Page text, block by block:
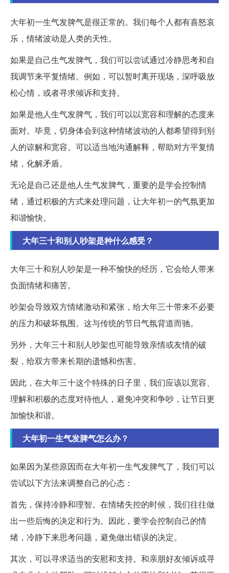
大年初一生气发脾气是很正常的。我们每个人都有喜怒哀
乐，情绪波动是人类的天性。
如果是自己生气发脾气，我们可以尝试通过冷静思考和自
我调节来平复情绪。例如，可以暂时离开现场，深呼吸放
松心情，或者寻求倾诉和支持。
如果是他人生气发脾气，我们可以以宽容和理解的态度来
面对。毕竟，切身体会到这种情绪波动的人都希望得到别
人的谅解和宽容。可以适当地沟通解释，帮助对方平复情
绪，化解矛盾。
无论是自己还是他人生气发脾气，重要的是学会控制情
绪，通过积极的方式来处理问题，让大年初一的气氛更加
和谐愉快。
大年三十和别人吵架是种什么感受？
大年三十和别人吵架是一种不愉快的经历，它会给人带来
负面情绪和痛苦。
吵架会导致双方情绪激动和紧张，给大年三十带来不必要
的压力和破坏氛围。这与传统的节日气氛背道而驰。
另外，大年三十和别人吵架也可能导致亲情或友情的破
裂，给双方带来长期的遗憾和伤害。
因此，在大年三十这个特殊的日子里，我们应该以宽容、
理解和积极的态度对待他人，避免冲突和争吵，让节日更
加愉快和谐。
大年初一生气发脾气怎么办？
如果因为某些原因而在大年初一生气发脾气了，我们可以
尝试以下方法来调整自己的心态：
首先，保持冷静和理智。在情绪失控的时候，我们往往做
出一些后悔的决定和行为。因此，要学会控制自己的情
绪，冷静下来思考问题，避免做出错误的决定。
其次，可以寻求适当的安慰和支持。和亲朋好友倾诉或寻